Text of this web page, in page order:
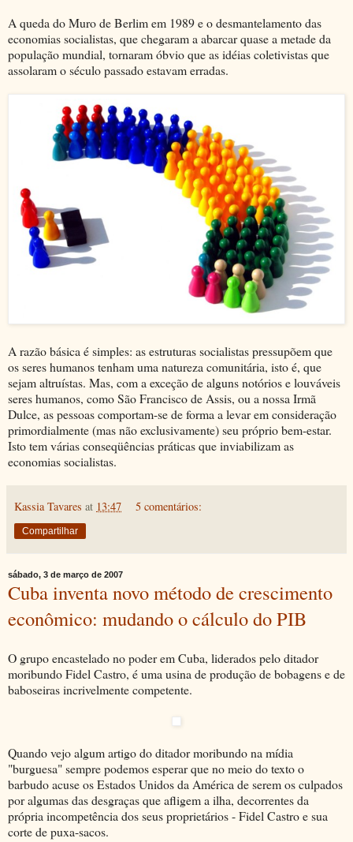
A queda do Muro de Berlim em 1989 e o desmantelamento das
economias socialistas, que chegaram a abarcar quase a metade da
população mundial, tornaram óbvio que as idéias coletivistas que
assolaram o século passado estavam erradas.
A razão básica é simples: as estruturas socialistas pressupõem que
os seres humanos tenham uma natureza comunitária, isto é, que
sejam altruístas. Mas, com a exceção de alguns notórios e louváveis
seres humanos, como São Francisco de Assis, ou a nossa Irmã
Dulce, as pessoas comportam-se de forma a levar em consideração
primordialmente (mas não exclusivamente) seu próprio bem-estar.
Isto tem várias conseqüências práticas que inviabilizam as
economias socialistas.
Kassia Tavares at 13:47 5 comentários:
Compartilhar
sábado, 3 de março de 2007
Cuba inventa novo método de crescimento
econômico: mudando o cálculo do PIB
O grupo encastelado no poder em Cuba, liderados pelo ditador
moribundo Fidel Castro, é uma usina de produção de bobagens e de
baboseiras incrivelmente competente.
Quando vejo algum artigo do ditador moribundo na mídia
"burguesa" sempre podemos esperar que no meio do texto o
barbudo acuse os Estados Unidos da América de serem os culpados
por algumas das desgraças que afligem a ilha, decorrentes da
própria incompetência dos seus proprietários - Fidel Castro e sua
corte de puxa-sacos.